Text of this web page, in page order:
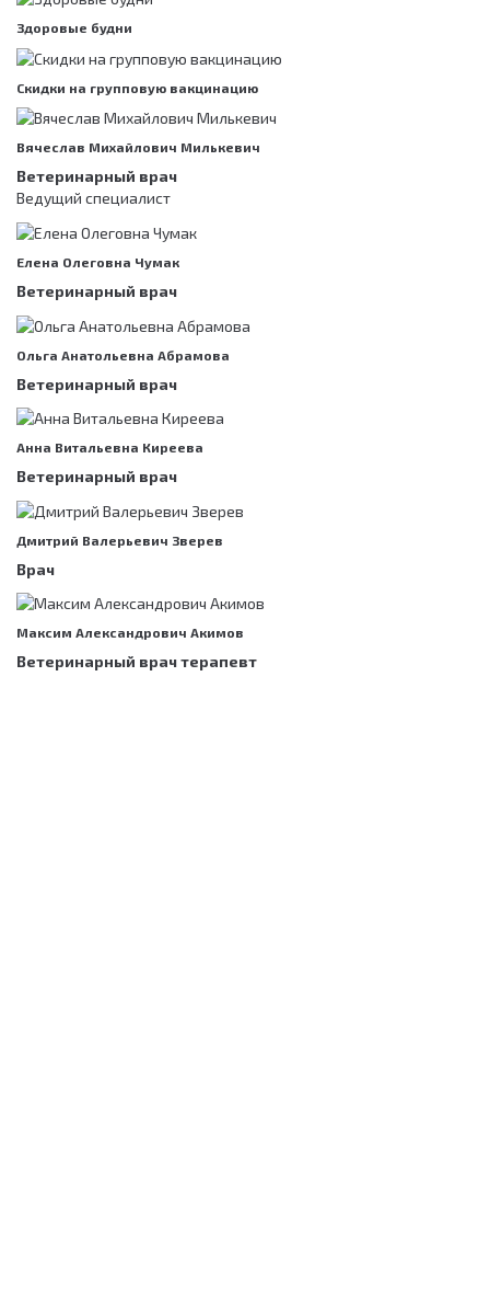
Здоровые будни
Скидки на групповую вакцинацию
Вячеслав Михайлович Милькевич
Ветеринарный врач
Ведущий специалист
Елена Олеговна Чумак
Ветеринарный врач
Ольга Анатольевна Абрамова
Ветеринарный врач
Анна Витальевна Киреева
Ветеринарный врач
Дмитрий Валерьевич Зверев
Врач
Максим Александрович Акимов
Ветеринарный врач терапевт